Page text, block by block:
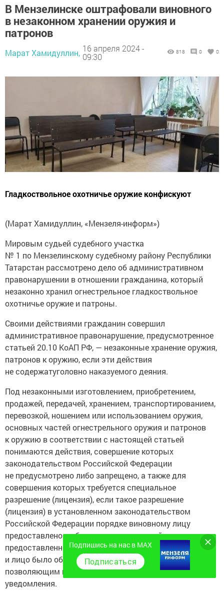
В Мензелинске оштрафовали виновного
в незаконном хранении оружия и
патронов
Марат Хамидуллин, 16 апреля 2024 -
09:30
818 0 0
Гладкоствольное охотничье оружие конфискуют
(Марат Хамидуллин, «Мензеля-информ»)
Мировым судьей судебного участка
№ 1 по Мензелинскому судебному району Республики
Татарстан рассмотрено дело об административном
правонарушении в отношении гражданина, который
незаконно хранил огнестрельное гладкоствольное
охотничье оружие и патроны.
Своими действиями гражданин совершил
административное правонарушение, предусмотренное
статьей 20.10 КоАП РФ, — незаконные хранение оружия,
патронов к оружию, если эти действия
не содержатуголовно наказуемого деяния.
Под незаконными изготовлением, приобретением,
продажей, передачей, хранением, транспортированием,
перевозкой, ношением или использованием оружия,
основных частей огнестрельного оружия и патронов
к оружию в соответствии с настоящей статьей
понимаются действия, совершение которых
законодательством Российской Федерации
не предусмотрено либо запрещено, а также для
совершения которых требуется специальное
разрешение (лицензия), если такое разрешение
(лицензия) в установленном законодательством
Российской Федерации порядке виновному лицу
предоставлено не было, а также если действие
предоставленного разрешения (лицензии) прекращено
и лицо было об этом уведомлено любым способом,
позволяющим подтвердить факт получения
уведомления.
Подпишись на нас в MAX
Подписаться